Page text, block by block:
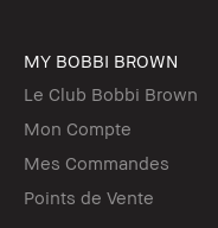
MY BOBBI BROWN
Le Club Bobbi Brown
Mon Compte
Mes Commandes
Points de Vente